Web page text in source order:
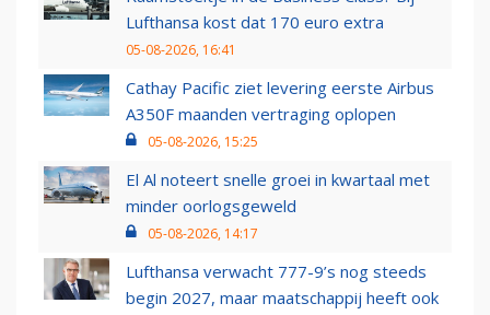
Lufthansa kost dat 170 euro extra
05-08-2026, 16:41
Cathay Pacific ziet levering eerste Airbus
A350F maanden vertraging oplopen
05-08-2026, 15:25
El Al noteert snelle groei in kwartaal met
minder oorlogsgeweld
05-08-2026, 14:17
Lufthansa verwacht 777-9’s nog steeds
begin 2027, maar maatschappij heeft ook